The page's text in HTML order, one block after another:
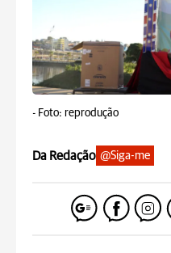
- Foto: reprodução
Da Redação @Siga-me